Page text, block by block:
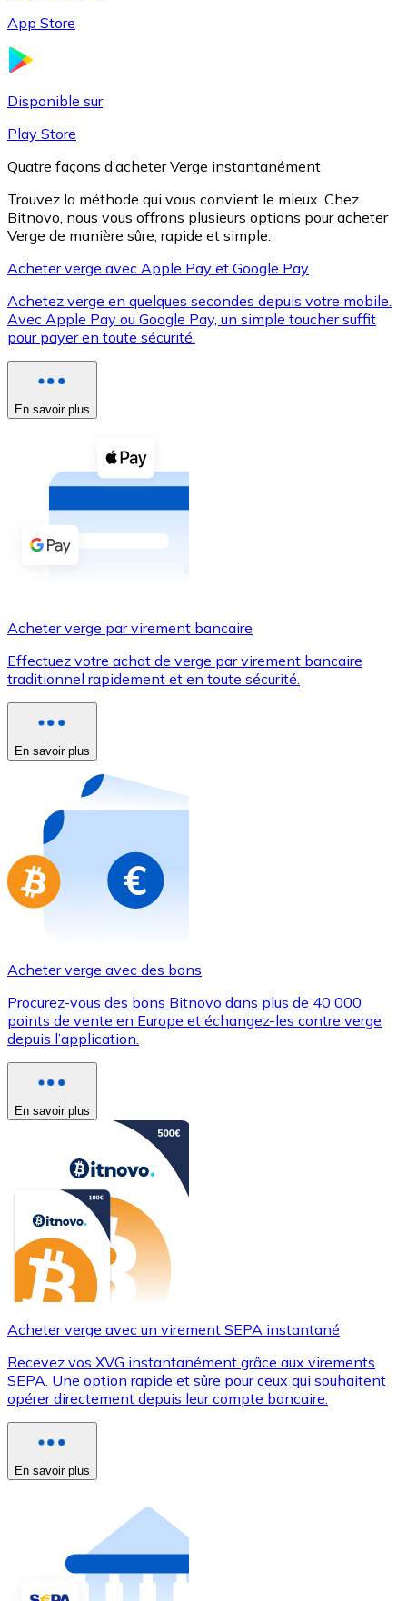
XRP
XRP
Voir toutes
Coupons crypto
Achetez des cryptomonnaies en espèces et d'autres
Acheter avec espèces
Virement SEPA
Utilisez les cartes Visa et Mastercard pour acheter
Acheter avec carte
Nouveau
Achetez des cartes-cadeaux de vos marques
Aller à la boutique de cartes-cadeaux
App Store
Disponible sur
Play Store
Quatre façons d’acheter Verge instantanément
Trouvez la méthode qui vous convient le mieux. Chez
Bitnovo, nous vous offrons plusieurs options pour acheter
Verge de manière sûre, rapide et simple.
Acheter verge avec Apple Pay et Google Pay
Achetez verge en quelques secondes depuis votre mobile.
Avec Apple Pay ou Google Pay, un simple toucher suffit
pour payer en toute sécurité.
En savoir plus
Acheter verge par virement bancaire
Effectuez votre achat de verge par virement bancaire
traditionnel rapidement et en toute sécurité.
En savoir plus
Acheter verge avec des bons
Procurez-vous des bons Bitnovo dans plus de 40 000
points de vente en Europe et échangez-les contre verge
depuis l’application.
En savoir plus
Acheter verge avec un virement SEPA instantané
Recevez vos XVG instantanément grâce aux virements
SEPA. Une option rapide et sûre pour ceux qui souhaitent
opérer directement depuis leur compte bancaire.
En savoir plus